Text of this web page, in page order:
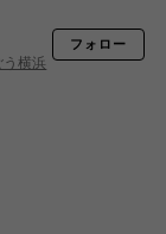
横浜
フォロー